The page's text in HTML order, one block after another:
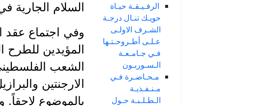
الرفـيـقـة حيـاة
حويـك تنـال درجـة
الشـرف الاولـى
عـلـى أطـروحـتـها
فـي جـامـعـة
الـسـوربـون
مـحـاضـرة فـي
مـنـفـذيـة
الـطـلـبـة حـول
السلام
المؤيدين
الشعب
الارجنتين